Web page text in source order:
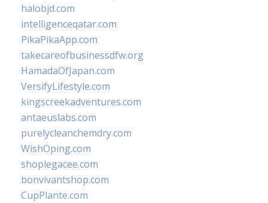
halobjd.com
intelligenceqatar.com
PikaPikaApp.com
takecareofbusinessdfw.org
HamadaOfJapan.com
VersifyLifestyle.com
kingscreekadventures.com
antaeuslabs.com
purelycleanchemdry.com
WishOping.com
shoplegacee.com
bonvivantshop.com
CupPlante.com